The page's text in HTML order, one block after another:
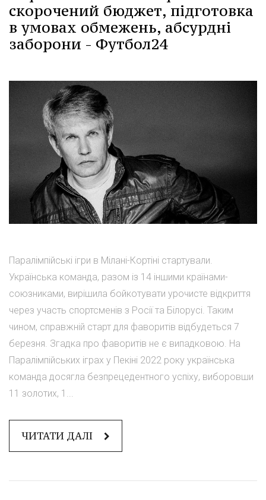
скорочений бюджет, підготовка
в умовах обмежень, абсурдні
заборони - Футбол24
Паралімпійські ігри в Мілані-Кортіні стартували.
Українська команда, разом із 14 іншими країнами-
союзниками, вирішила бойкотувати урочисте відкриття
через участь спортсменів з Росії та Білорусі. Таким
чином, справжній старт для фаворитів відбудеться 7
березня. Згадка про фаворитів не є випадковою. На
Паралімпійських іграх у Пекіні 2022 року українська
команда досягла безпрецедентного успіху, виборовши
11 золотих, 1...
ЧИТАТИ ДАЛІ